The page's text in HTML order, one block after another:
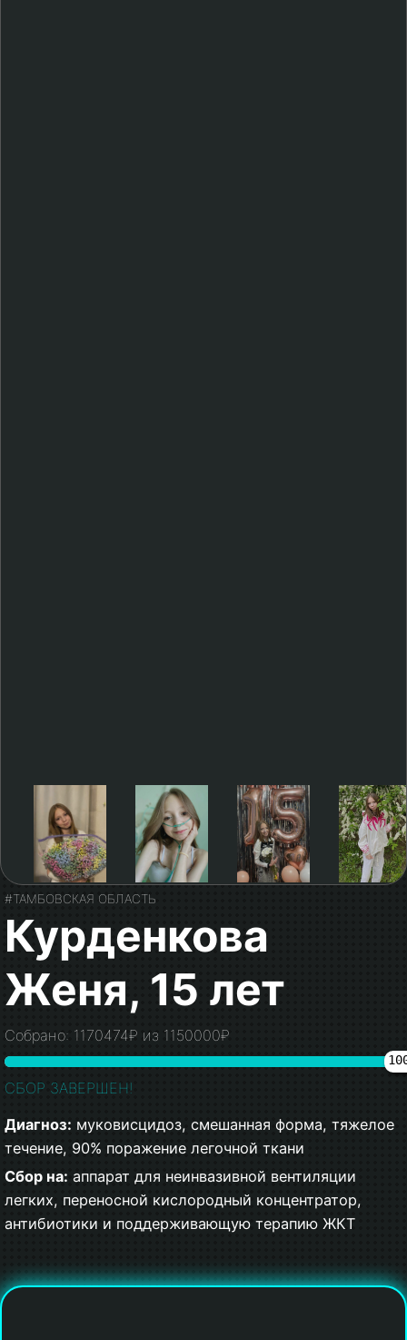
#ТАМБОВСКАЯ ОБЛАСТЬ
Курденкова
Женя, 15 лет
Собрано: 1170474₽ из 1150000₽
СБОР ЗАВЕРШЕН!
Диагноз: муковисцидоз, смешанная форма, тяжелое
течение, 90% поражение легочной ткани
Сбор на: аппарат для неинвазивной вентиляции
легких, переносной кислородный концентратор,
антибиотики и поддерживающую терапию ЖКТ